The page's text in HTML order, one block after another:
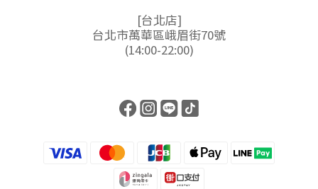
[台北店]
台北市萬華區峨眉街70號
(14:00-22:00)